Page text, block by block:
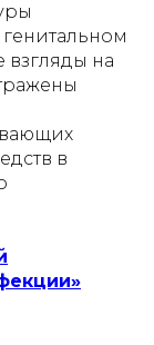
на
в